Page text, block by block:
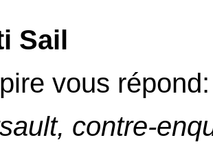
Sail
vous
contre-